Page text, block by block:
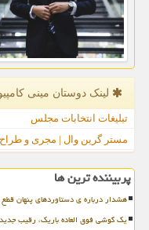
لینک دوستان مینی
تبلیغات انتخابات مجلس
مستر گرین وال | مجری و طراح
پربیننده ترین ها
هشدار درباره ی دستاوردهای پنهان
یک گوشی فوق العاده باریک، رقیب